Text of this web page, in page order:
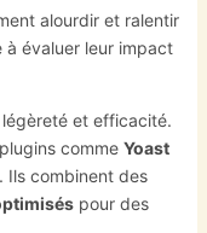
alourdir et ralentir
évaluer leur impact
et efficacité.
comme Yoast
Ils combinent des
pour des